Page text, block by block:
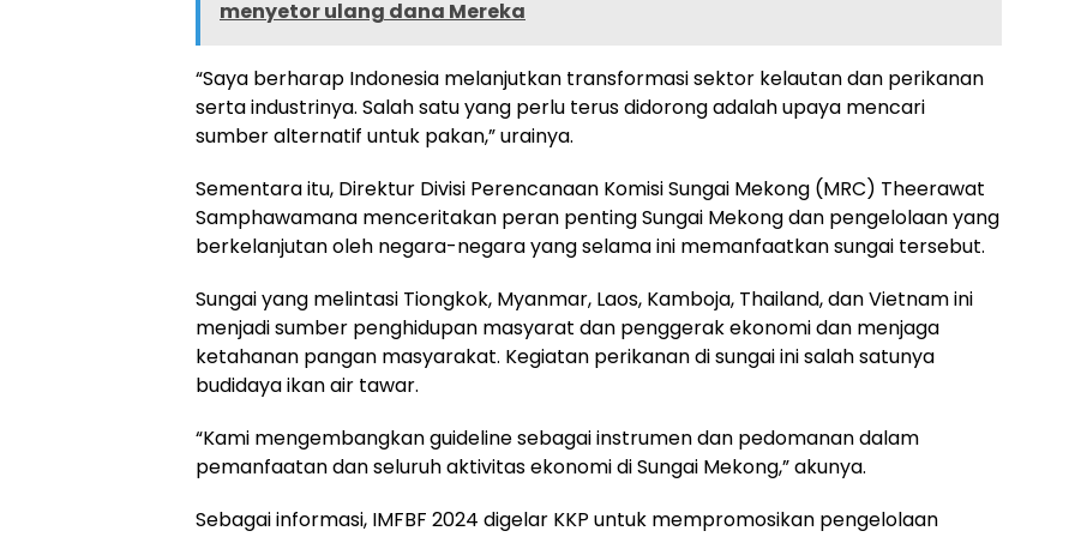
menyetor ulang dana Mereka
“Saya berharap Indonesia melanjutkan transformasi sektor kelautan dan perikanan
serta industrinya. Salah satu yang perlu terus didorong adalah upaya mencari
sumber alternatif untuk pakan,” urainya.
Sementara itu, Direktur Divisi Perencanaan Komisi Sungai Mekong (MRC) Theerawat
Samphawamana menceritakan peran penting Sungai Mekong dan pengelolaan yang
berkelanjutan oleh negara-negara yang selama ini memanfaatkan sungai tersebut.
Sungai yang melintasi Tiongkok, Myanmar, Laos, Kamboja, Thailand, dan Vietnam ini
menjadi sumber penghidupan masyarat dan penggerak ekonomi dan menjaga
ketahanan pangan masyarakat. Kegiatan perikanan di sungai ini salah satunya
budidaya ikan air tawar.
“Kami mengembangkan guideline sebagai instrumen dan pedomanan dalam
pemanfaatan dan seluruh aktivitas ekonomi di Sungai Mekong,” akunya.
Sebagai informasi, IMFBF 2024 digelar KKP untuk mempromosikan pengelolaan